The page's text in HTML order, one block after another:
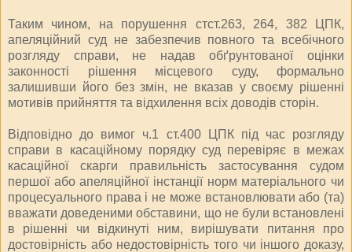
Таким чином, на порушення стст.263, 264, 382 ЦПК,
апеляційний суд не забезпечив повного та всебічного
розгляду справи, не надав обґрунтованої оцінки
законності рішення місцевого суду, формально
залишивши його без змін, не вказав у своєму рішенні
мотивів прийняття та відхилення всіх доводів сторін.
Відповідно до вимог ч.1 ст.400 ЦПК під час розгляду
справи в касаційному порядку суд перевіряє в межах
касаційної скарги правильність застосування судом
першої або апеляційної інстанції норм матеріального чи
процесуального права і не може встановлювати або (та)
вважати доведеними обставини, що не були встановлені
в рішенні чи відкинуті ним, вирішувати питання про
достовірність або недостовірність того чи іншого доказу,